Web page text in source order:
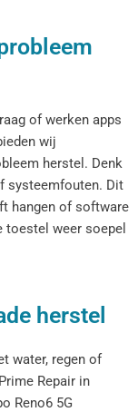
of werken apps
wij
herstel. Denk
systeemfouten. Dit
hangen of software
toestel weer soepel
herstel
water, regen of
Repair in
Reno6 5G